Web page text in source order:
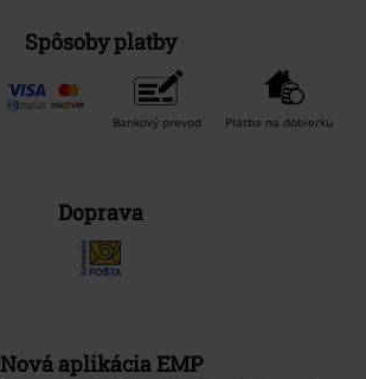
Spôsoby platby
Bankový prevod Platba na dobierku
Doprava
Nová aplikácia EMP